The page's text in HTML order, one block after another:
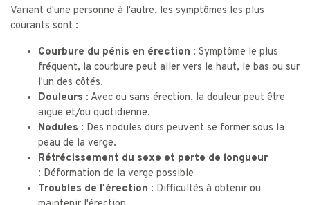
Variant d'une personne à l'autre, les symptômes les plus
courants sont :
Courbure du pénis en érection : Symptôme le plus
fréquent, la courbure peut aller vers le haut, le bas ou sur
l'un des côtés.
Douleurs : Avec ou sans érection, la douleur peut être
aigüe et/ou quotidienne.
Nodules : Des nodules durs peuvent se former sous la
peau de la verge.
Rétrécissement du sexe et perte de longueur
: Déformation de la verge possible
Troubles de l'érection : Difficultés à obtenir ou